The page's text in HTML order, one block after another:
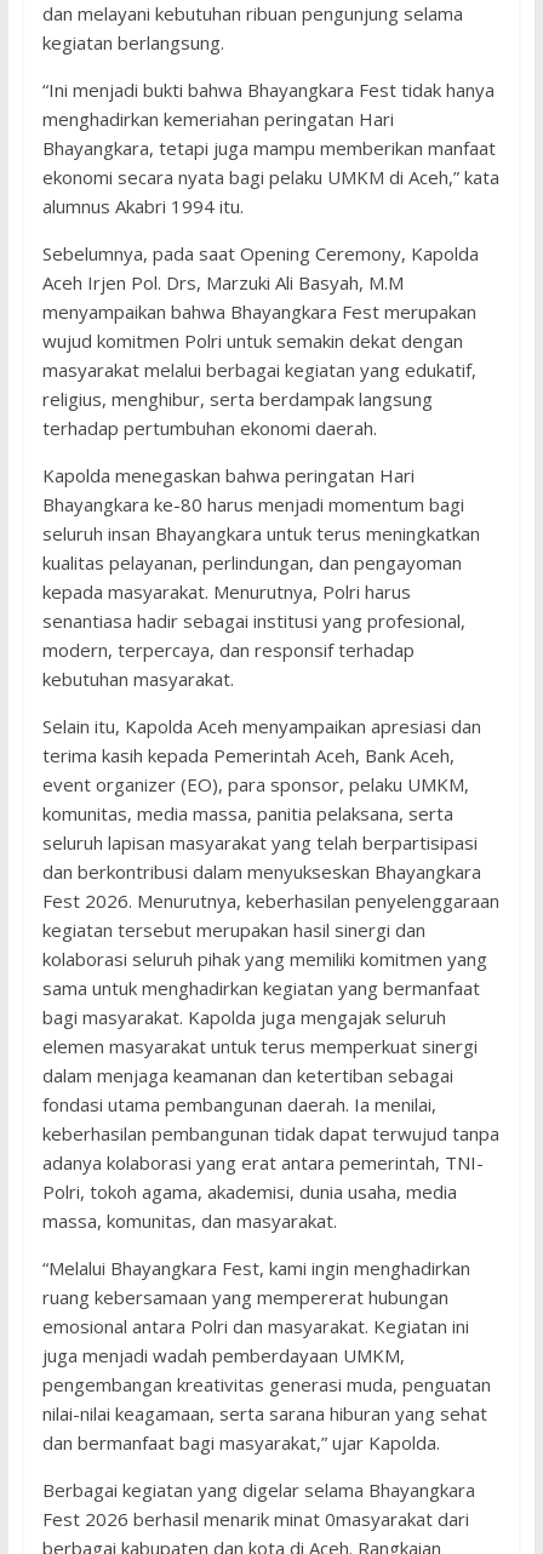
dan melayani kebutuhan ribuan pengunjung selama
kegiatan berlangsung.
“Ini menjadi bukti bahwa Bhayangkara Fest tidak hanya
menghadirkan kemeriahan peringatan Hari
Bhayangkara, tetapi juga mampu memberikan manfaat
ekonomi secara nyata bagi pelaku UMKM di Aceh,” kata
alumnus Akabri 1994 itu.
Sebelumnya, pada saat Opening Ceremony, Kapolda
Aceh Irjen Pol. Drs, Marzuki Ali Basyah, M.M
menyampaikan bahwa Bhayangkara Fest merupakan
wujud komitmen Polri untuk semakin dekat dengan
masyarakat melalui berbagai kegiatan yang edukatif,
religius, menghibur, serta berdampak langsung
terhadap pertumbuhan ekonomi daerah.
Kapolda menegaskan bahwa peringatan Hari
Bhayangkara ke-80 harus menjadi momentum bagi
seluruh insan Bhayangkara untuk terus meningkatkan
kualitas pelayanan, perlindungan, dan pengayoman
kepada masyarakat. Menurutnya, Polri harus
senantiasa hadir sebagai institusi yang profesional,
modern, terpercaya, dan responsif terhadap
kebutuhan masyarakat.
Selain itu, Kapolda Aceh menyampaikan apresiasi dan
terima kasih kepada Pemerintah Aceh, Bank Aceh,
event organizer (EO), para sponsor, pelaku UMKM,
komunitas, media massa, panitia pelaksana, serta
seluruh lapisan masyarakat yang telah berpartisipasi
dan berkontribusi dalam menyukseskan Bhayangkara
Fest 2026. Menurutnya, keberhasilan penyelenggaraan
kegiatan tersebut merupakan hasil sinergi dan
kolaborasi seluruh pihak yang memiliki komitmen yang
sama untuk menghadirkan kegiatan yang bermanfaat
bagi masyarakat. Kapolda juga mengajak seluruh
elemen masyarakat untuk terus memperkuat sinergi
dalam menjaga keamanan dan ketertiban sebagai
fondasi utama pembangunan daerah. Ia menilai,
keberhasilan pembangunan tidak dapat terwujud tanpa
adanya kolaborasi yang erat antara pemerintah, TNI-
Polri, tokoh agama, akademisi, dunia usaha, media
massa, komunitas, dan masyarakat.
“Melalui Bhayangkara Fest, kami ingin menghadirkan
ruang kebersamaan yang mempererat hubungan
emosional antara Polri dan masyarakat. Kegiatan ini
juga menjadi wadah pemberdayaan UMKM,
pengembangan kreativitas generasi muda, penguatan
nilai-nilai keagamaan, serta sarana hiburan yang sehat
dan bermanfaat bagi masyarakat,” ujar Kapolda.
Berbagai kegiatan yang digelar selama Bhayangkara
Fest 2026 berhasil menarik minat 0masyarakat dari
berbagai kabupaten dan kota di Aceh. Rangkaian